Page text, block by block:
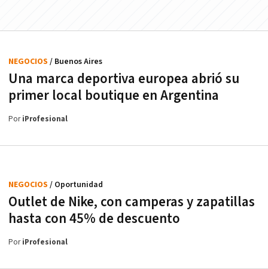
Una marca deportiva europea abrió su
primer local boutique en Argentina
NEGOCIOS / Buenos Aires
PoriProfesional
Outlet de Nike, con camperas y zapatillas
hasta con 45% de descuento
NEGOCIOS / Oportunidad
PoriProfesional